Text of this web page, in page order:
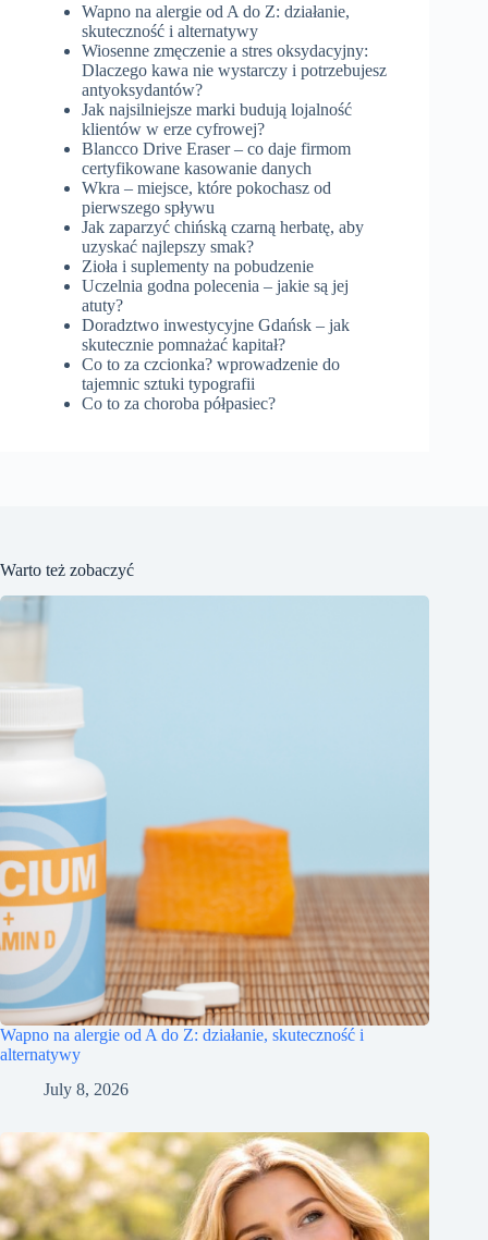
Wapno na alergie od A do Z: działanie,
skuteczność i alternatywy
Wiosenne zmęczenie a stres oksydacyjny:
Dlaczego kawa nie wystarczy i potrzebujesz
antyoksydantów?
Jak najsilniejsze marki budują lojalność
klientów w erze cyfrowej?
Blancco Drive Eraser – co daje firmom
certyfikowane kasowanie danych
Wkra – miejsce, które pokochasz od
pierwszego spływu
Jak zaparzyć chińską czarną herbatę, aby
uzyskać najlepszy smak?
Zioła i suplementy na pobudzenie
Uczelnia godna polecenia – jakie są jej
atuty?
Doradztwo inwestycyjne Gdańsk – jak
skutecznie pomnażać kapitał?
Co to za czcionka? wprowadzenie do
tajemnic sztuki typografii
Co to za choroba półpasiec?
Warto też zobaczyć
Wapno na alergie od A do Z: działanie, skuteczność i
alternatywy
July 8, 2026